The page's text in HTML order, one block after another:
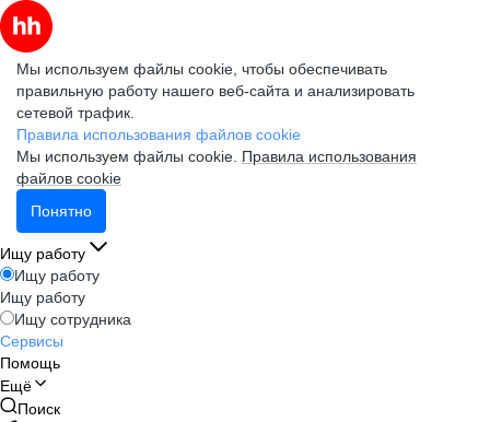
Мы используем файлы cookie, чтобы обеспечивать
правильную работу нашего веб-сайта и анализировать
сетевой трафик.
Правила использования файлов cookie
Мы используем файлы cookie. Правила использования
файлов cookie
Понятно
Ищу работу
Ищу работу
Ищу работу
Ищу сотрудника
Сервисы
Помощь
Ещё
Поиск